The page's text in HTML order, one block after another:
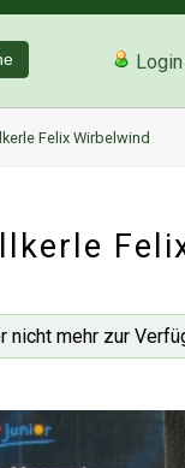
Login
Felix Wirbelwind
nicht mehr zur